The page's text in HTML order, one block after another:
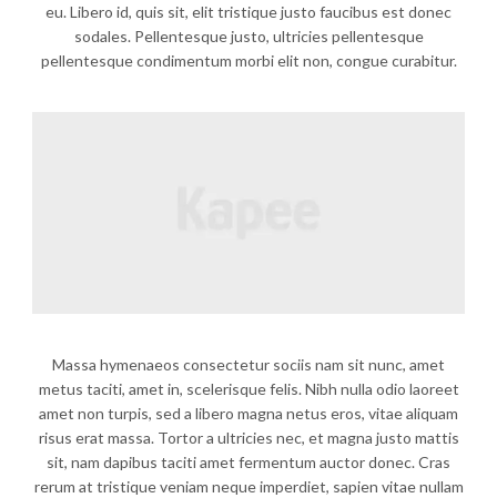
eu. Libero id, quis sit, elit tristique justo faucibus est donec
sodales. Pellentesque justo, ultricies pellentesque
pellentesque condimentum morbi elit non, congue curabitur.
Massa hymenaeos consectetur sociis nam sit nunc, amet
metus taciti, amet in, scelerisque felis. Nibh nulla odio laoreet
amet non turpis, sed a libero magna netus eros, vitae aliquam
risus erat massa. Tortor a ultricies nec, et magna justo mattis
sit, nam dapibus taciti amet fermentum auctor donec. Cras
rerum at tristique veniam neque imperdiet, sapien vitae nullam